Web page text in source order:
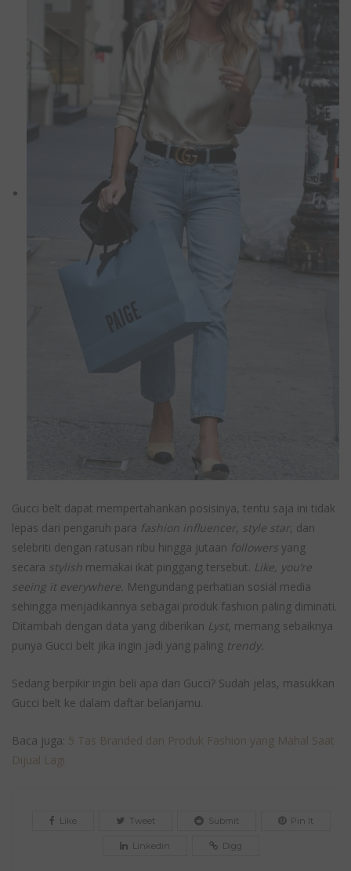
Gucci belt dapat mempertahankan posisinya, tentu saja ini tidak
lepas dari pengaruh para fashion influencer, style star, dan
selebriti dengan ratusan ribu hingga jutaan followers yang
secara stylish memakai ikat pinggang tersebut. Like, you’re
seeing it everywhere. Mengundang perhatian sosial media
sehingga menjadikannya sebagai produk fashion paling diminati.
Ditambah dengan data yang diberikan Lyst, memang sebaiknya
punya Gucci belt jika ingin jadi yang paling trendy.
Sedang berpikir ingin beli apa dari Gucci? Sudah jelas, masukkan
Gucci belt ke dalam daftar belanjamu.
Baca juga: 5 Tas Branded dan Produk Fashion yang Mahal Saat
Dijual Lagi
Like Tweet Submit Pin It
Linkedin Digg